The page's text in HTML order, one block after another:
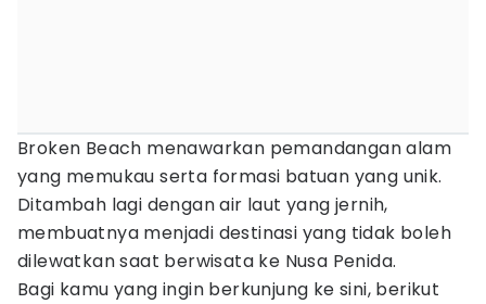
Broken Beach menawarkan pemandangan alam
yang memukau serta formasi batuan yang unik.
Ditambah lagi dengan air laut yang jernih,
membuatnya menjadi destinasi yang tidak boleh
dilewatkan saat berwisata ke Nusa Penida.
Bagi kamu yang ingin berkunjung ke sini, berikut